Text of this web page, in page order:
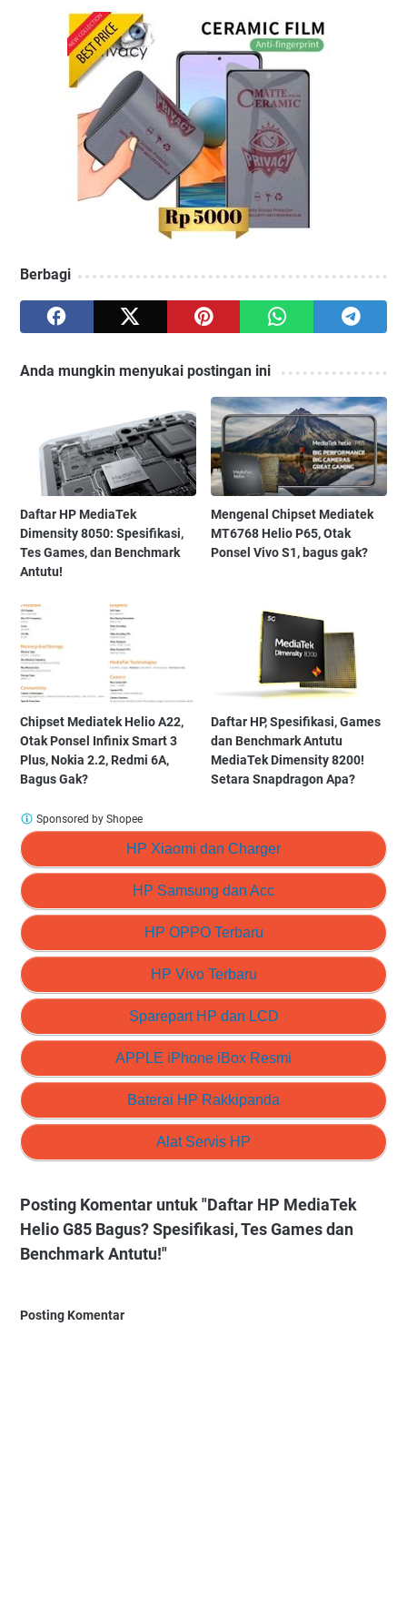
Berbagi
Anda mungkin menyukai postingan ini
Daftar HP MediaTek
Dimensity 8050: Spesifikasi,
Tes Games, dan Benchmark
Antutu!
Mengenal Chipset Mediatek
MT6768 Helio P65, Otak
Ponsel Vivo S1, bagus gak?
Chipset Mediatek Helio A22,
Otak Ponsel Infinix Smart 3
Plus, Nokia 2.2, Redmi 6A,
Bagus Gak?
Daftar HP, Spesifikasi, Games
dan Benchmark Antutu
MediaTek Dimensity 8200!
Setara Snapdragon Apa?
HP Xiaomi dan Charger
HP Samsung dan Acc
HP OPPO Terbaru
HP Vivo Terbaru
Sparepart HP dan LCD
APPLE iPhone iBox Resmi
Baterai HP Rakkipanda
Alat Servis HP
Sponsored by Shopee
Posting Komentar untuk "Daftar HP MediaTek
Helio G85 Bagus? Spesifikasi, Tes Games dan
Benchmark Antutu!"
Posting Komentar